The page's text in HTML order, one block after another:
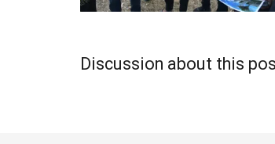
Discussion about this